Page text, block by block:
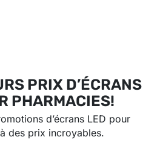
PRIX D’ÉCRANS
PHARMACIES!
d’écrans LED pour
des prix incroyables.